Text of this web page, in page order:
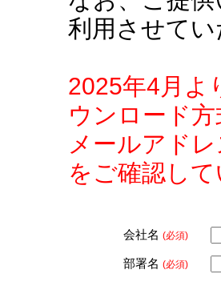
利用させて
2025年4月よ
ウンロード
メールアド
をご確認し
会社名 (必須)
部署名 (必須)